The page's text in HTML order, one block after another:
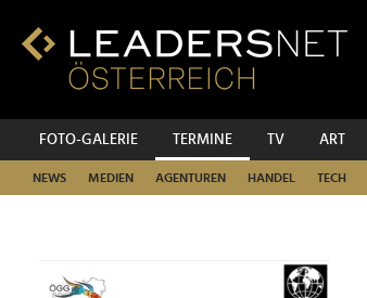
Inhalt
Fußzeilen-
FOTO-GALERIE TERMINE TV ART
NEWS MEDIEN AGENTUREN HANDEL TECH